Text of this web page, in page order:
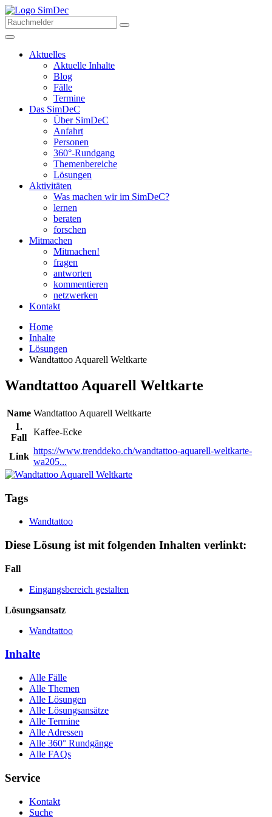
Aktuelles
Aktuelle Inhalte
Blog
Fälle
Termine
Das SimDeC
Über SimDeC
Anfahrt
Personen
360°-Rundgang
Themenbereiche
Lösungen
Aktivitäten
Was machen wir im SimDeC?
lernen
beraten
forschen
Mitmachen
Mitmachen!
fragen
antworten
kommentieren
netzwerken
Kontakt
Home
Inhalte
Lösungen
Wandtattoo Aquarell Weltkarte
Wandtattoo Aquarell Weltkarte
Name Wandtattoo Aquarell Weltkarte
1.
Fall
Kaffee-Ecke
Link
https://www.trenddeko.ch/wandtattoo-aquarell-weltkarte-
wa205...
Tags
Wandtattoo
Diese Lösung ist mit folgenden Inhalten verlinkt:
Fall
Eingangsbereich gestalten
Lösungsansatz
Wandtattoo
Inhalte
Alle Fälle
Alle Themen
Alle Lösungen
Alle Lösungsansätze
Alle Termine
Alle Adressen
Alle 360° Rundgänge
Alle FAQs
Service
Kontakt
Suche